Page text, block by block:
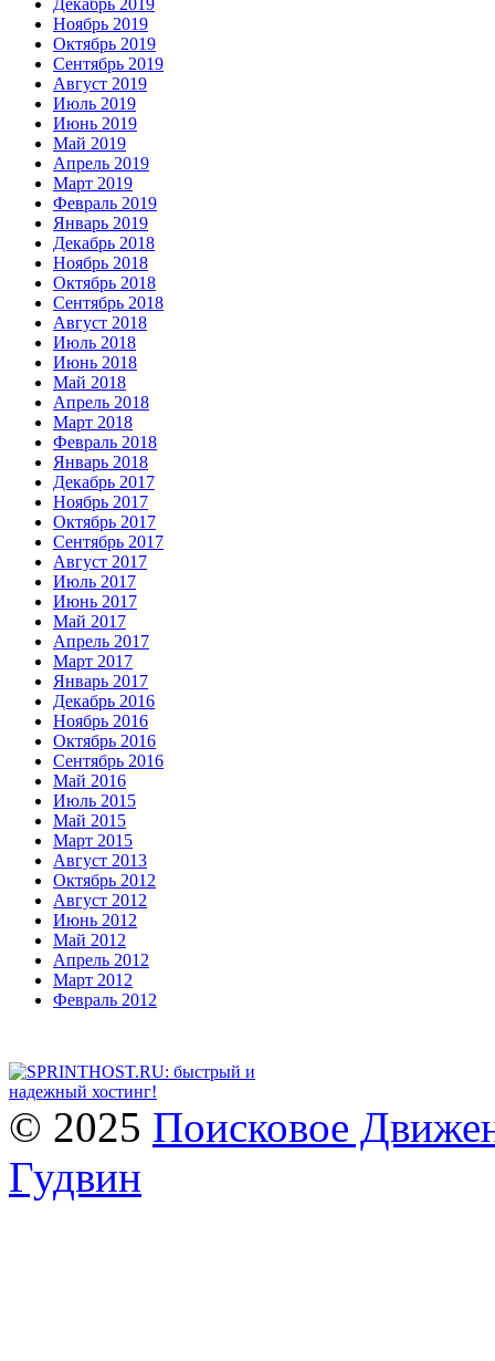
Ноябрь 2019
Октябрь 2019
Сентябрь 2019
Август 2019
Июль 2019
Июнь 2019
Май 2019
Апрель 2019
Март 2019
Февраль 2019
Январь 2019
Декабрь 2018
Ноябрь 2018
Октябрь 2018
Сентябрь 2018
Август 2018
Июль 2018
Июнь 2018
Май 2018
Апрель 2018
Март 2018
Февраль 2018
Январь 2018
Декабрь 2017
Ноябрь 2017
Октябрь 2017
Сентябрь 2017
Август 2017
Июль 2017
Июнь 2017
Май 2017
Апрель 2017
Март 2017
Январь 2017
Декабрь 2016
Ноябрь 2016
Октябрь 2016
Сентябрь 2016
Май 2016
Июль 2015
Май 2015
Март 2015
Август 2013
Октябрь 2012
Август 2012
Июнь 2012
Май 2012
Апрель 2012
Март 2012
Февраль 2012
© 2025 Поисковое
Гудвин